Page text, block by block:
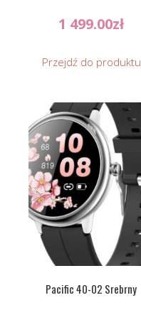
1 499.00zł
Przejdź do produktu
Pacific 40-02 Srebrny